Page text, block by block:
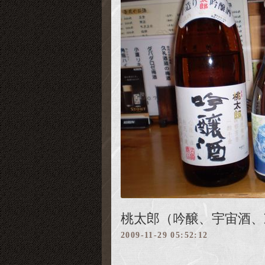
桃太郎（吟醸、宇宙酒
2009-11-29 05:52:12